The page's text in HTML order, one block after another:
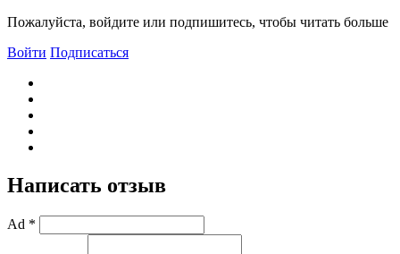
Пожалуйста, войдите или подпишитесь, чтобы читать больше
Войти Подписаться
Написать отзыв
Ad *